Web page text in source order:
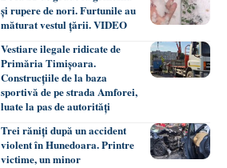
și rupere de nori. Furtunile au
măturat vestul țării. VIDEO
Vestiare ilegale ridicate de
Primăria Timișoara.
Construcțiile de la baza
sportivă de pe strada Amforei,
luate la pas de autorități
Trei răniți după un accident
violent în Hunedoara. Printre
victime, un minor